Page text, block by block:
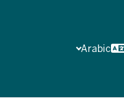
Arabic